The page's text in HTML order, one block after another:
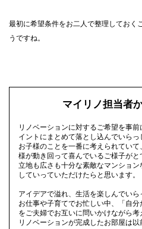
最初に希望条件をお二人で整理しておく
うですね。
マイリノ担当者
リノベーションに対するご希望を事
イントにまとめて落とし込んでいらっ
お子様のことを一番に考えられてい
様が動き回って喜んでいるご様子がと
立地も広さも十分な素敵なマンショ
していっていただけたらと思います。
アイデアで溢れ、生活を楽しんでいら
お仕事や子育てでお忙しい中、「自分
をご夫婦でお互いに問いかけながら考
リノベーションが完成したお部屋は